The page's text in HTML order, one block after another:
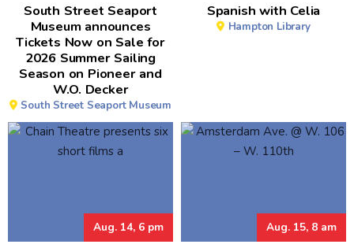
South Street Seaport
Museum announces
Tickets Now on Sale for
2026 Summer Sailing
Season on Pioneer and
W.O. Decker
South Street Seaport Museum
Spanish with Celia
Hampton Library
Aug. 14, 6 pm Aug. 15, 8 am